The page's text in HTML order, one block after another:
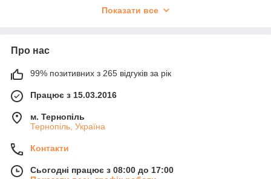
Хроніки Радянського Союзу
Аналіз дипломатії та міжнародних зв’язків
Загальновідомий факт: політика починається з історії. Для
аналізувати стан та перспективи розвитку соціальної
політики України від давніх часів до сьогодення.
В розділі «Політика.Соціологія» ви знайдете літературу від
Райс, Лі Куан Ю, Саакашвіліта інших. Їхні матеріали
Показати все
Про нас
99% позитивних з 265 відгуків за рік
Працює з 15.03.2016
м. Тернопіль
Тернопіль, Україна
Контакти
Сьогодні працює з 08:00 до 17:00